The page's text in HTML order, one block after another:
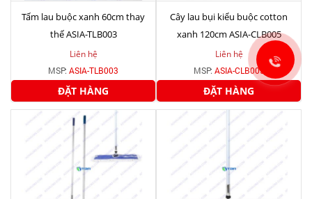
Tấm lau buộc xanh 60cm thay
thế ASIA-TLB003
Liên hệ
MSP: ASIA-TLB003
ĐẶT HÀNG
Cây lau bụi kiểu buộc cotton
xanh 120cm ASIA-CLB005
Liên hệ
MSP: ASIA-CLB005
ĐẶT HÀNG